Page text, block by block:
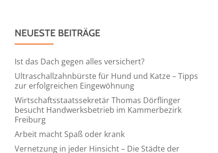
NEUESTE BEITRÄGE
Ist das Dach gegen alles versichert?
Ultraschallzahnbürste für Hund und Katze – Tipps
zur erfolgreichen Eingewöhnung
Wirtschaftsstaatssekretär Thomas Dörflinger
besucht Handwerksbetrieb im Kammerbezirk
Freiburg
Arbeit macht Spaß oder krank
Vernetzung in jeder Hinsicht – Die Städte der